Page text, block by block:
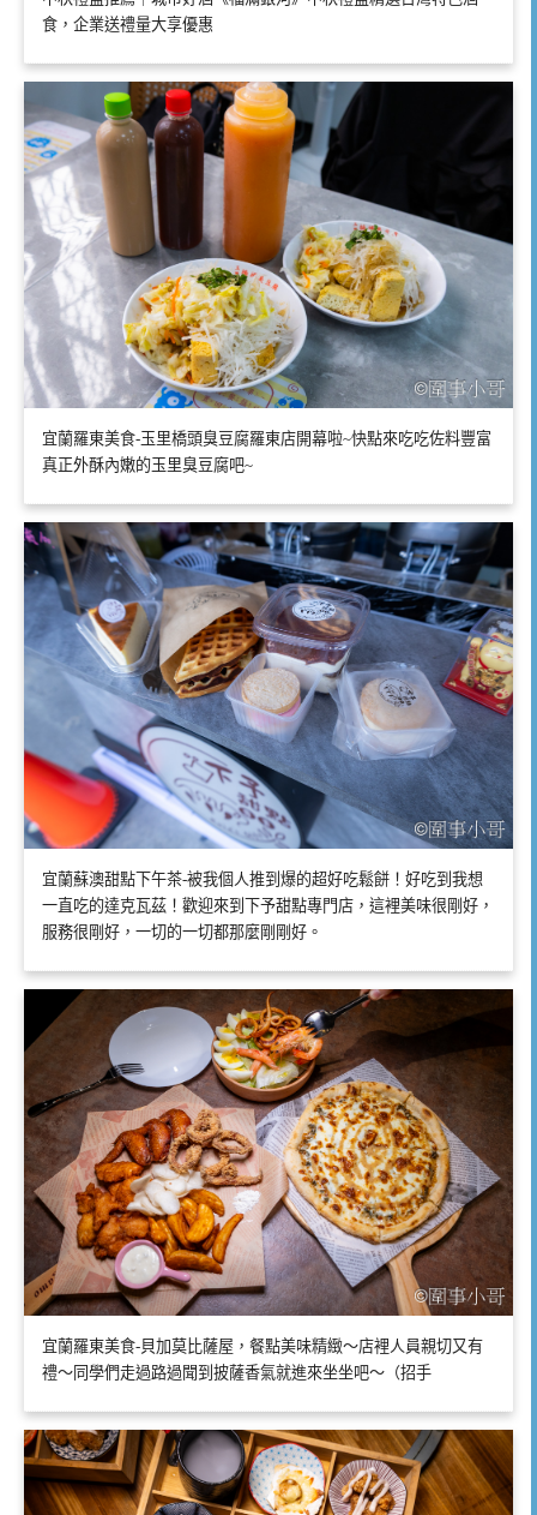
食，企業送禮量大享優惠
宜蘭羅東美食-玉里橋頭臭豆腐羅東店開幕啦~快點來吃吃佐料豐富
真正外酥內嫩的玉里臭豆腐吧~
宜蘭蘇澳甜點下午茶-被我個人推到爆的超好吃鬆餅！好吃到我想
一直吃的達克瓦茲！歡迎來到下予甜點專門店，這裡美味很剛好，
服務很剛好，一切的一切都那麼剛剛好。
宜蘭羅東美食-貝加莫比薩屋，餐點美味精緻～店裡人員親切又有
禮～同學們走過路過聞到披薩香氣就進來坐坐吧～（招手